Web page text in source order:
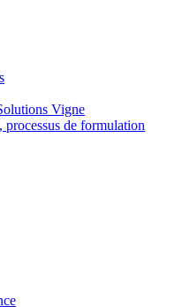
Vigne
de formulation